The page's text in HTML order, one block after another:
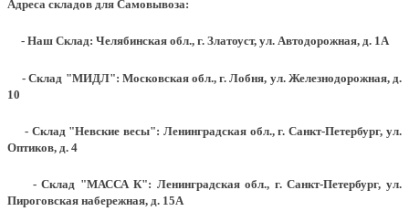
Адреса складов для Самовывоза:
- Наш Склад: Челябинская обл., г. Златоуст, ул. Автодорожная, д. 1А
- Склад "МИДЛ": Московская обл., г. Лобня, ул. Железнодорожная, д.
10
- Склад "Невские весы": Ленинградская обл., г. Санкт-Петербург, ул.
Оптиков, д. 4
- Склад "МАССА К": Ленинградская обл., г. Санкт-Петербург, ул.
Пироговская набережная, д. 15А